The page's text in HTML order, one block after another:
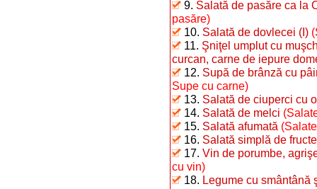
9. Salată de pasăre ca la
pasăre)
10. Salată de dovlecei (I)
11. Şniţel umplut cu
curcan, carne de iepure
12. Supă de brânză cu
Supe cu carne)
13. Salată de ciuperci cu
14. Salată de melci
15. Salată afumată
16. Salată simplă de fructe
17. Vin de porumbe,
cu vin)
18. Legume cu smântână